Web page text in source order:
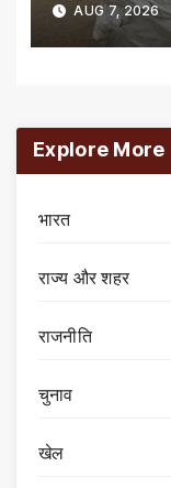
AUG 7, 2026
Explore More
भारत
राज्य और शहर
राजनीति
चुनाव
खेल